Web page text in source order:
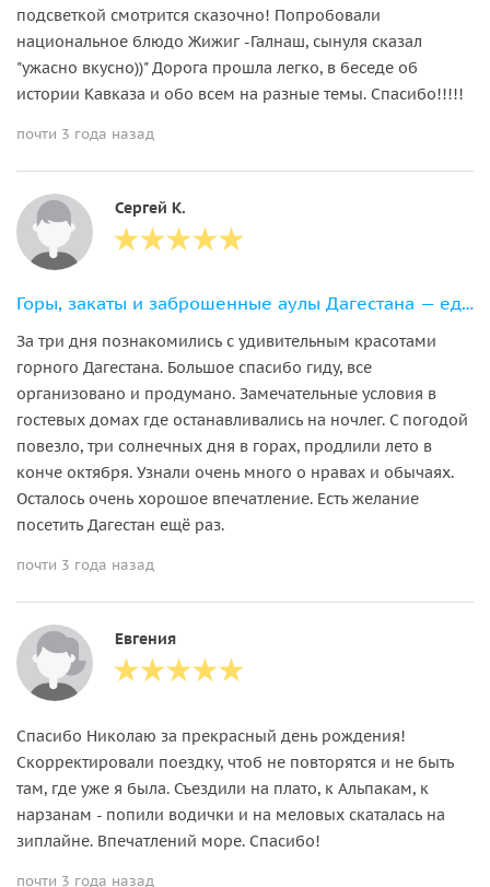
подсветкой смотрится сказочно! Попробовали
национальное блюдо Жижиг -Галнаш, сынуля сказал
"ужасно вкусно))" Дорога прошла легко, в беседе об
истории Кавказа и обо всем на разные темы. Спасибо!!!!!
почти 3 года назад
Сергей К.
Горы, закаты и заброшенные аулы Дагестана — едем в горы на выходные
За три дня познакомились с удивительным красотами
горного Дагестана. Большое спасибо гиду, все
организовано и продумано. Замечательные условия в
гостевых домах где останавливались на ночлег. С погодой
повезло, три солнечных дня в горах, продлили лето в
конче октября. Узнали очень много о нравах и обычаях.
Осталось очень хорошое впечатление. Есть желание
посетить Дагестан ещё раз.
почти 3 года назад
Евгения
Спасибо Николаю за прекрасный день рождения!
Скорректировали поездку, чтоб не повторятся и не быть
там, где уже я была. Съездили на плато, к Альпакам, к
нарзанам - попили водички и на меловых скаталась на
зиплайне. Впечатлений море. Спасибо!
почти 3 года назад